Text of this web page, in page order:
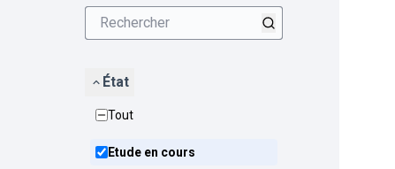
État
Tout
Etude en cours